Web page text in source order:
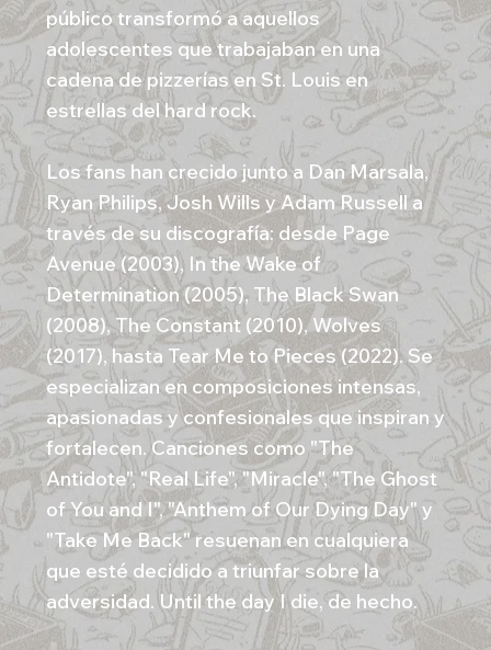
público transformó a aquellos
adolescentes que trabajaban en una
cadena de pizzerías en St. Louis en
estrellas del hard rock.
Los fans han crecido junto a Dan Marsala,
Ryan Philips, Josh Wills y Adam Russell a
través de su discografía: desde Page
Avenue (2003), In the Wake of
Determination (2005), The Black Swan
(2008), The Constant (2010), Wolves
(2017), hasta Tear Me to Pieces (2022). Se
especializan en composiciones intensas,
apasionadas y confesionales que inspiran y
fortalecen. Canciones como "The
Antidote", "Real Life", "Miracle", "The Ghost
of You and I", "Anthem of Our Dying Day" y
"Take Me Back" resuenan en cualquiera
que esté decidido a triunfar sobre la
adversidad. Until the day I die, de hecho.